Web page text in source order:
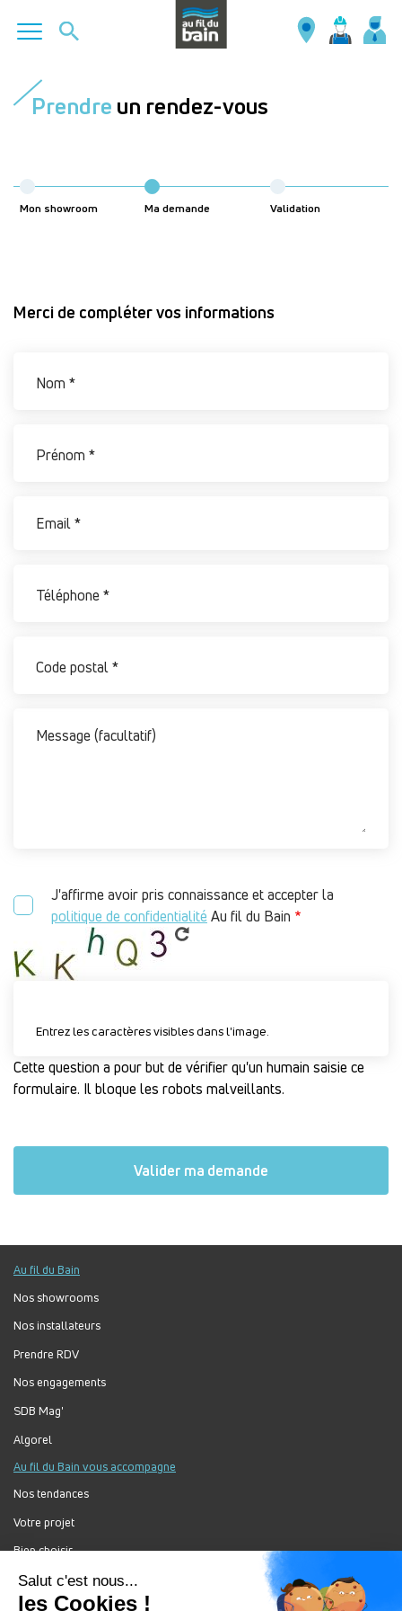
contenuPrendre un rendez-vous
Mon showroom Ma demande Validation
Merci de compléter vos informations
J'affirme avoir pris connaissance et accepter la
politique de confidentialitéAu fil du Bain
Entrez les caractères visibles dans l'image.
Cette question a pour but de vérifier qu'un humain saisie ce
formulaire. Il bloque les robots malveillants.
Au fil du Bain
Nos showrooms
Nos installateurs
Prendre RDV
Nos engagements
SDB Mag'
Algorel
Au fil du Bain vous accompagne
Nos tendances
Votre projet
Bien choisir
Forum Au Fil du Bain